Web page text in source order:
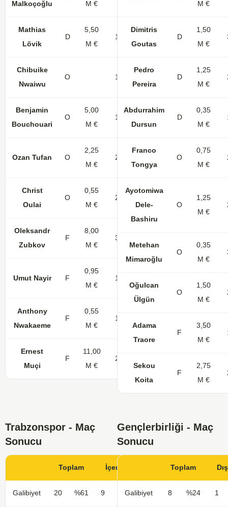
Malkoçoğlu
M €
Mathias
Lövik
D
5,50
M €
14
Chibuike
Nwaiwu
O 16
Benjamin
Bouchouari
O
5,00
M €
16
Ozan Tufan O
2,25
M €
24
Christ
Oulai
O
0,55
M €
24
Oleksandr
Zubkov
F
8,00
M €
30
Umut Nayir F
0,95
M €
12
Anthony
Nwakaeme
F
0,55
M €
14
Ernest
Muçi
F
11,00
M €
26
M €
Dimitris
Goutas
D
1,50
M €
Pedro
Pereira
D
1,25
M €
Abdurrahim
Dursun
D
0,35
M €
Franco
Tongya
O
0,75
M €
Ayotomiwa
Dele-
Bashiru
O
1,25
M €
Metehan
Mimaroğlu
O
0,35
M €
Oğulcan
Ülgün
O
1,50
M €
Adama
Traore
F
3,50
M €
Sekou
Koita
F
2,75
M €
Trabzonspor - Maç
Sonucu
Toplam İçerde
Galibiyet 20 %61 9 %56
Gençlerbirliği - Maç
Sonucu
Toplam
Galibiyet 8 %24 1